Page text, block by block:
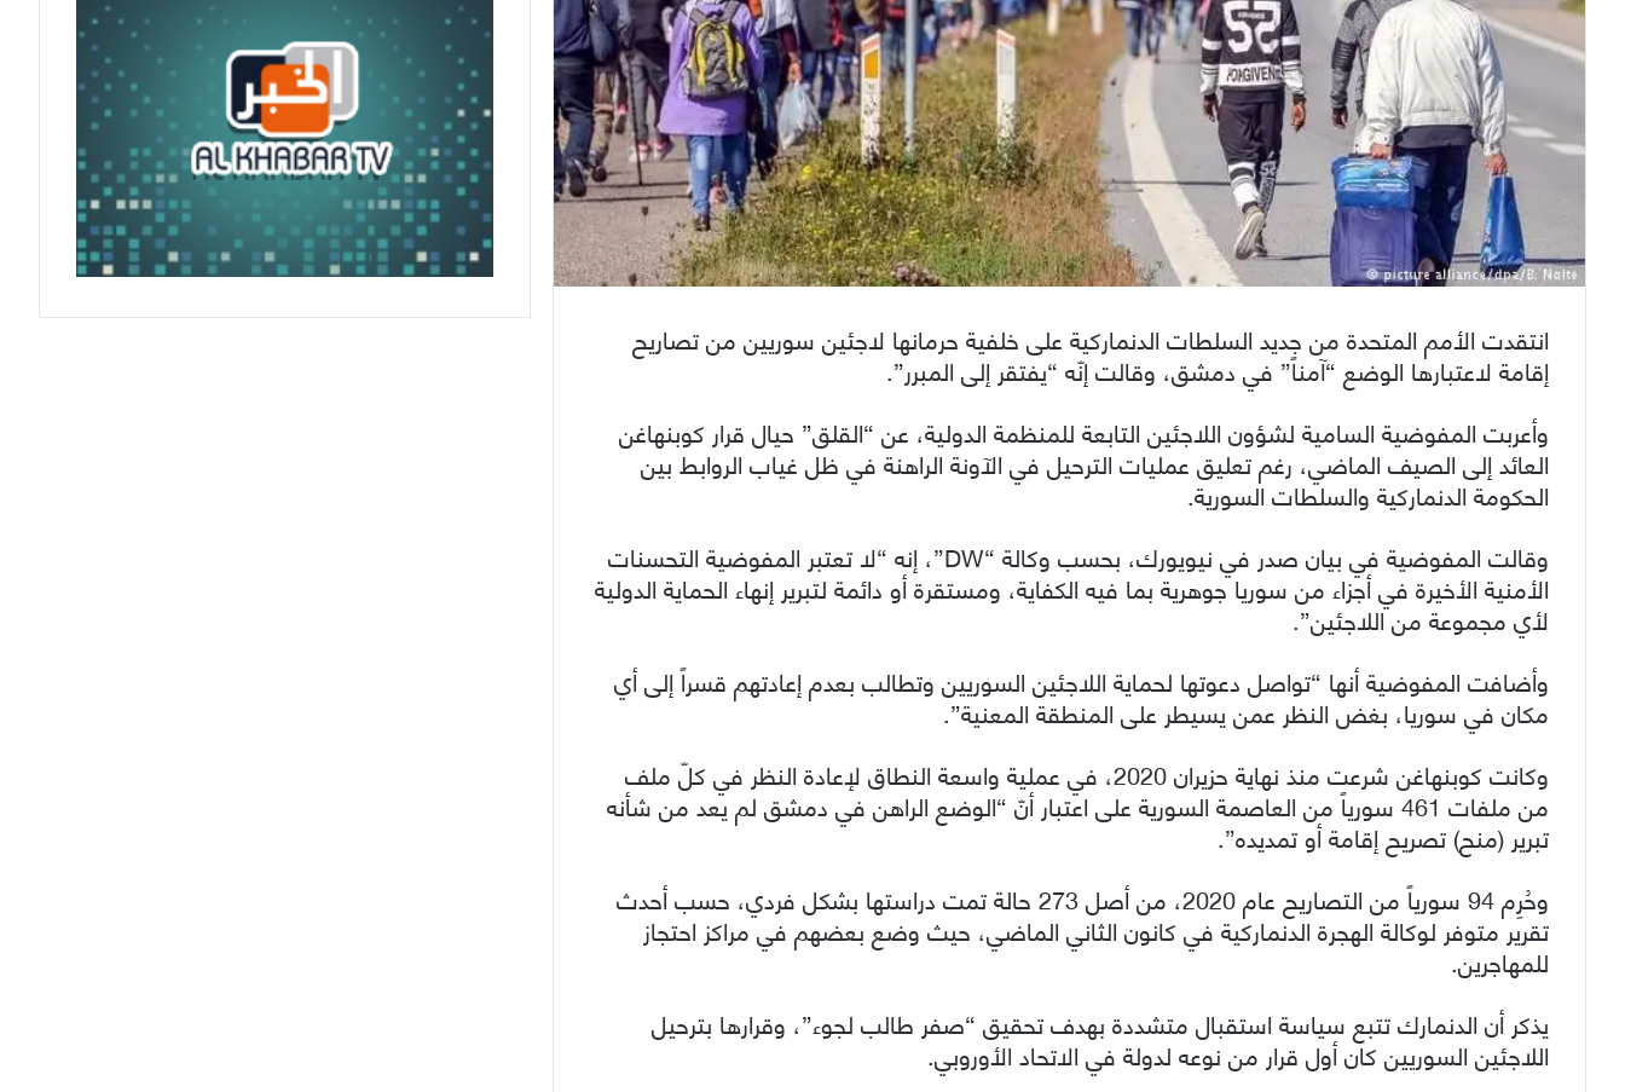
انتقدت الأمم المتحدة من جديد السلطات الدنماركية على خلفية حرمانها لاجئين سوريين من تصاريح
إقامة لاعتبارها الوضع “آمناً” في دمشق، وقالت إنّه “يفتقر إلى المبرر”.
وأعربت المفوضية السامية لشؤون اللاجئين التابعة للمنظمة الدولية، عن “القلق” حيال قرار كوبنهاغن
العائد إلى الصيف الماضي، رغم تعليق عمليات الترحيل في الآونة الراهنة في ظل غياب الروابط بين
الحكومة الدنماركية والسلطات السورية.
وقالت المفوضية في بيان صدر في نيويورك، بحسب وكالة “DW”، إنه “لا تعتبر المفوضية التحسنات
الأمنية الأخيرة في أجزاء من سوريا جوهرية بما فيه الكفاية، ومستقرة أو دائمة لتبرير إنهاء الحماية الدولية
لأي مجموعة من اللاجئين”.
وأضافت المفوضية أنها “تواصل دعوتها لحماية اللاجئين السوريين وتطالب بعدم إعادتهم قسراً إلى أي
مكان في سوريا، بغض النظر عمن يسيطر على المنطقة المعنية”.
وكانت كوبنهاغن شرعت منذ نهاية حزيران 2020، في عملية واسعة النطاق لإعادة النظر في كلّ ملف
من ملفات 461 سورياً من العاصمة السورية على اعتبار أنّ “الوضع الراهن في دمشق لم يعد من شأنه
تبرير (منح) تصريح إقامة أو تمديده”.
وحُرِم 94 سورياً من التصاريح عام 2020، من أصل 273 حالة تمت دراستها بشكل فردي، حسب أحدث
تقرير متوفر لوكالة الهجرة الدنماركية في كانون الثاني الماضي، حيث وضع بعضهم في مراكز احتجاز
للمهاجرين.
يذكر أن الدنمارك تتبع سياسة استقبال متشددة بهدف تحقيق “صفر طالب لجوء”، وقرارها بترحيل
اللاجئين السوريين كان أول قرار من نوعه لدولة في الاتحاد الأوروبي.